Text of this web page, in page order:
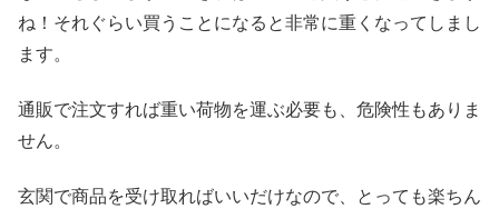
ね！それぐらい買うことになると非常に重くなってしまし
ます。
通販で注文すれば重い荷物を運ぶ必要も、危険性もありま
せん。
玄関で商品を受け取ればいいだけなので、とっても楽ちん